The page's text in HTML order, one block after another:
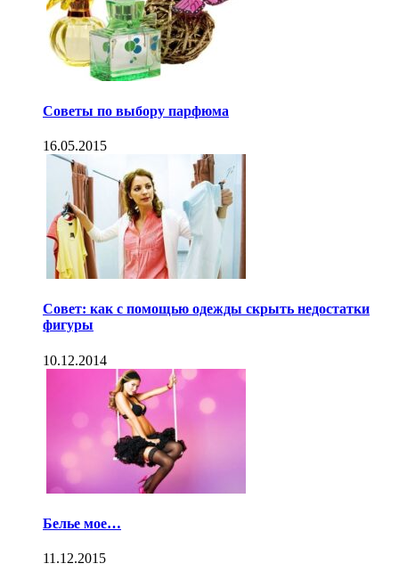
Советы по выбору парфюма
16.05.2015
Совет: как с помощью одежды скрыть недостатки
фигуры
10.12.2014
Белье мое…
11.12.2015